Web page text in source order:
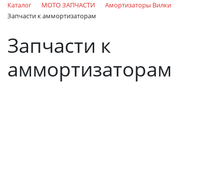
Каталог МОТО ЗАПЧАСТИ
Амортизаторы Вилки
Запчасти к аммортизаторам
Запчасти к
аммортизаторам